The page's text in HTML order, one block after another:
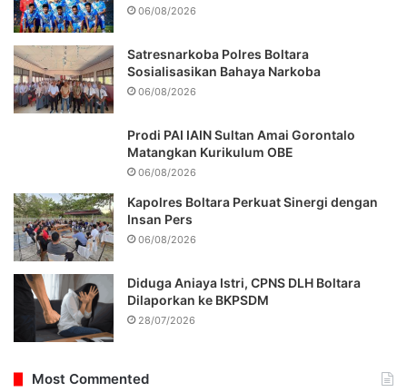
06/08/2026
Satresnarkoba Polres Boltara
Sosialisasikan Bahaya Narkoba
06/08/2026
Prodi PAI IAIN Sultan Amai Gorontalo
Matangkan Kurikulum OBE
06/08/2026
Kapolres Boltara Perkuat Sinergi dengan
Insan Pers
06/08/2026
Diduga Aniaya Istri, CPNS DLH Boltara
Dilaporkan ke BKPSDM
28/07/2026
Most Commented